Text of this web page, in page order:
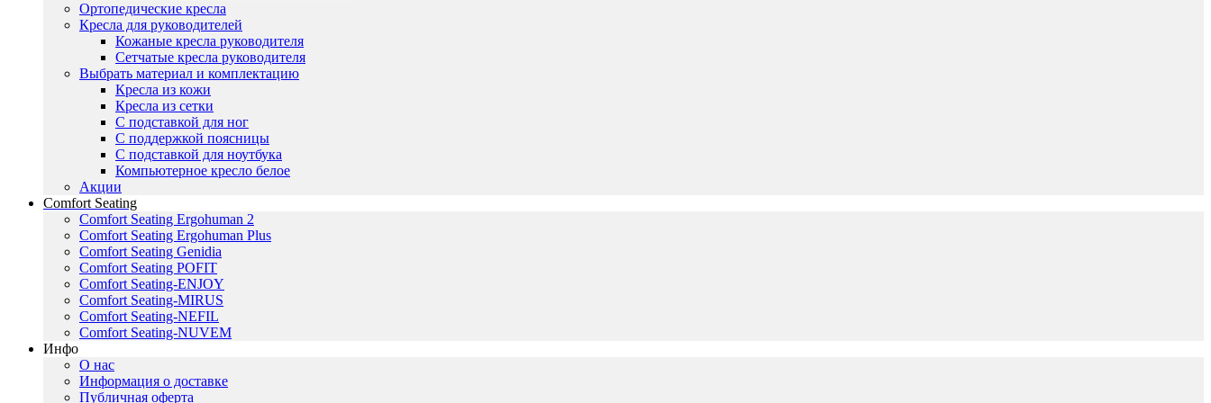
Ортопедические кресла
Кресла для руководителей
Кожаные кресла руководителя
Сетчатые кресла руководителя
Выбрать материал и комплектацию
Кресла из кожи
Кресла из сетки
С подставкой для ног
С поддержкой поясницы
С подставкой для ноутбука
Компьютерное кресло белое
Акции
Comfort Seating
Comfort Seating Ergohuman 2
Comfort Seating Ergohuman Plus
Comfort Seating Genidia
Comfort Seating POFIT
Comfort Seating-ENJOY
Comfort Seating-MIRUS
Comfort Seating-NEFIL
Comfort Seating-NUVEM
Инфо
О нас
Информация о доставке
Публичная оферта